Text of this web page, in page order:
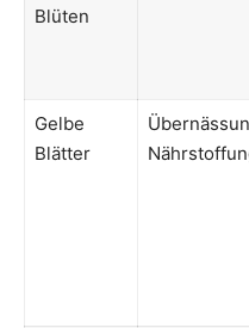
Blüten
Gelbe
Blätter